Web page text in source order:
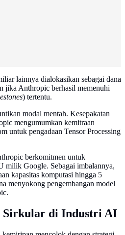
lainnya dialokasikan sebagai dana
jika Anthropic berhasil memenuhi
) tertentu.
modal mentah. Kesepakatan
mengumumkan kemitraan
untuk pengadaan Tensor Processing
berkomitmen untuk
milik Google. Sebagai imbalannya,
kapasitas komputasi hingga 5
menyokong pengembangan model
Sirkular di Industri AI